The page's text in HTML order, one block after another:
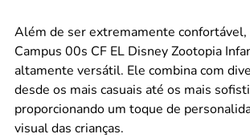
Além de ser extremamente confortável,
Campus 00s CF EL Disney Zootopia
altamente versátil. Ele combina com
desde os mais casuais até os mais
proporcionando um toque de
visual das crianças.